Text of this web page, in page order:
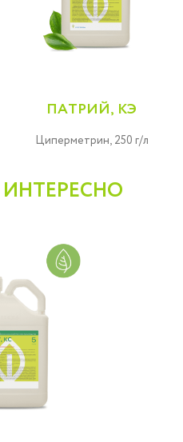
ПАТРИЙ, КЭ
Циперметрин, 250 г/л